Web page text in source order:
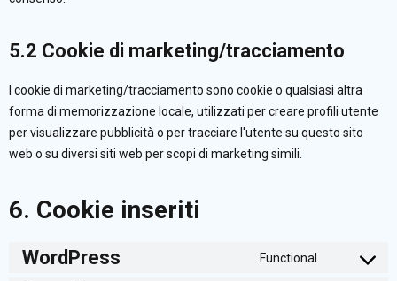
5.2 Cookie di marketing/tracciamento
I cookie di marketing/tracciamento sono cookie o qualsiasi altra
forma di memorizzazione locale, utilizzati per creare profili utente
per visualizzare pubblicità o per tracciare l'utente su questo sito
web o su diversi siti web per scopi di marketing simili.
6. Cookie inseriti
WordPress Functional
Consent